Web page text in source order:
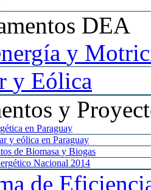
DEA
y
y Eólica
y
en Paraguay
y eólica en Paraguay
de Biomasa y Biogas
Nacional 2014
de